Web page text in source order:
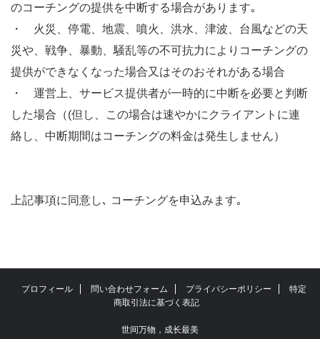
のコーチングの提供を中断する場合があります｡
・ 火災、停電、地震、噴火、洪水、津波、台風などの天
災や、戦争、暴動、騒乱等の不可抗力によりコーチングの
提供ができなくなった場合又はそのおそれがある場合
・ 運営上、サービス提供者が一時的に中断を必要と判断
した場合（(但し、この場合は速やかにクライアントに連
絡し、中断期間はコーチングの料金は発生しません）
上記事項に同意し､ コーチングを申込みます｡
プロフィール 問い合わせフォーム プライバシーポリシー
特定
商取引法に基づく表記
世间万物，成长最美